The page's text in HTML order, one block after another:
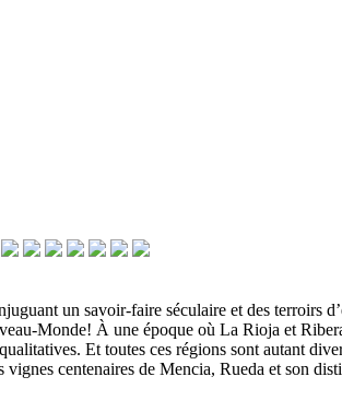
un savoir-faire séculaire et des terroirs
Monde! À une époque où La Rioja et
Et toutes ces régions sont autant
centenaires de Mencia, Rueda et son